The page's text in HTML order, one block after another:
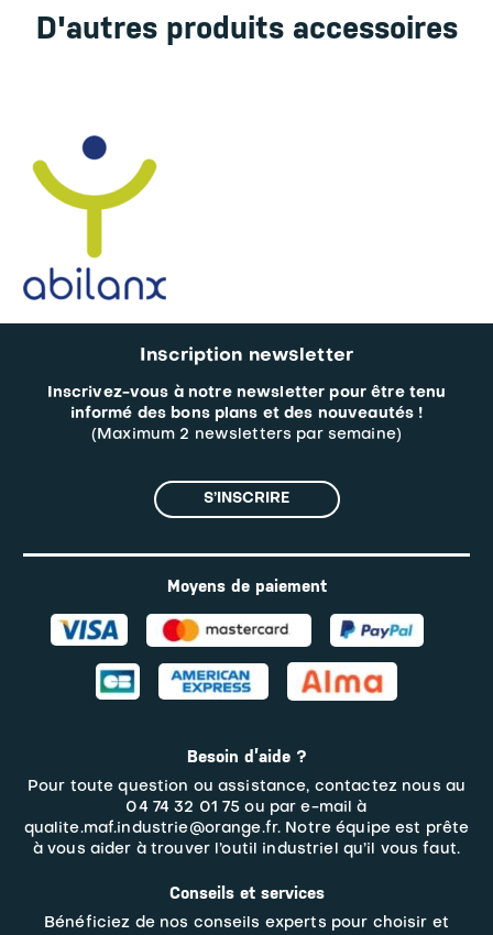
D'autres produits accessoires
Inscription newsletter
Inscrivez-vous à notre newsletter pour être tenu
informé des bons plans et des nouveautés !
(Maximum 2 newsletters par semaine)
S’INSCRIRE
Moyens de paiement
Besoin d’aide ?
Pour toute question ou assistance, contactez nous au
04 74 32 01 75 ou par e-mail à
qualite.maf.industrie@orange.fr. Notre équipe est prête
à vous aider à trouver l’outil industriel qu’il vous faut.
Conseils et services
Bénéficiez de nos conseils experts pour choisir et